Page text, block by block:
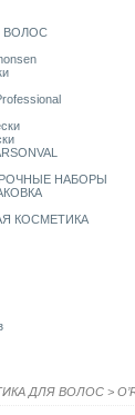
ВОЛОС
НАБОРЫ
КОСМЕТИКА
ДЛЯ ВОЛОС >